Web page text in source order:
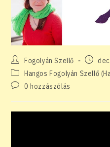
Post
author:
Fogolyán Szellő
Post
Post
category:
Hangos Fogolyán Szellő
Post0 hozzászólás